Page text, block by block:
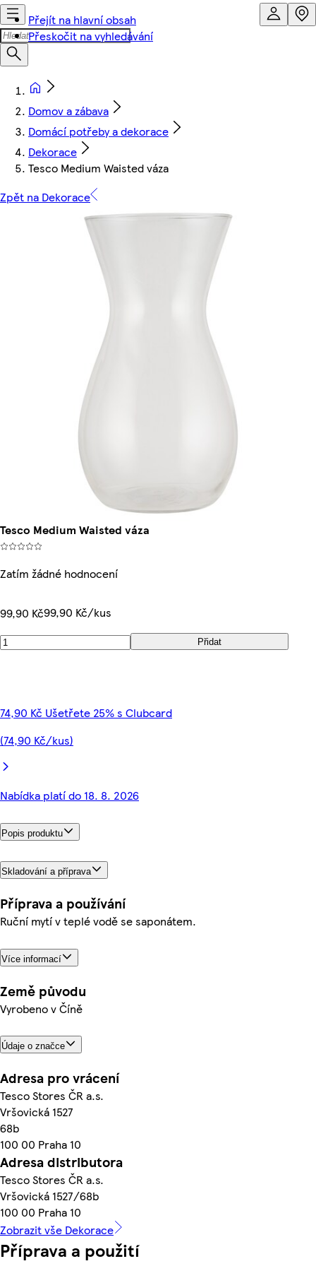
Přejít na hlavní obsah
Přeskočit na vyhledávání
Domov a zábava
Domácí potřeby a dekorace
Dekorace
Tesco Medium Waisted váza
Zpět na Dekorace
Tesco Medium Waisted váza
Zatím žádné hodnocení
99,90 Kč99,90 Kč/kus
Přidat
74,90 Kč Ušetřete 25% s Clubcard
(74,90 Kč/kus)
Nabídka platí do 18. 8. 2026
Popis produktu
Skladování a příprava
Příprava a používání
Ruční mytí v teplé vodě se saponátem.
Více informací
Země původu
Vyrobeno v Číně
Údaje o značce
Adresa pro vrácení
Tesco Stores ČR a.s.
Vršovická 1527
68b
100 00 Praha 10
Adresa distributora
Tesco Stores ČR a.s.
Vršovická 1527/68b
100 00 Praha 10
Zobrazit vše Dekorace
Příprava a použití